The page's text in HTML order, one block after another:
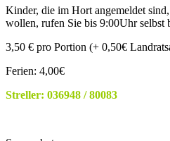
Kinder, die im Hort angemeldet
wollen, rufen Sie bis 9:00Uhr selbst
3,50 € pro Portion (+ 0,50€
Ferien: 4,00€
Streller: 036948 / 80083